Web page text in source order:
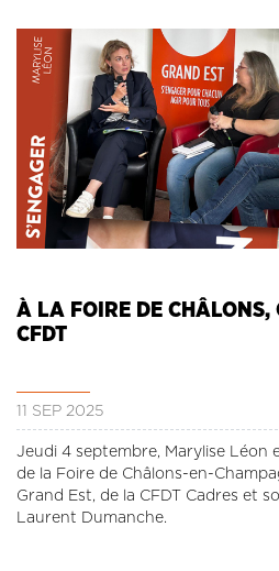
À LA FOIRE DE CHÂLONS,
CFDT
11 SEP 2025
Jeudi 4 septembre, Marylise Léon
de la Foire de Châlons-en-
Grand Est, de la CFDT Cadres et
Laurent Dumanche.